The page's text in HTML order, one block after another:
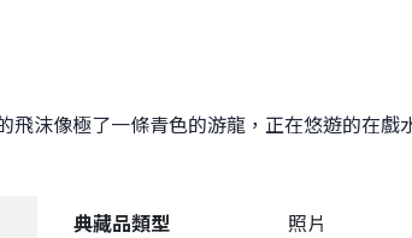
沫像極了一條青色的游龍，正在悠遊的在戲
典藏品類型
照片